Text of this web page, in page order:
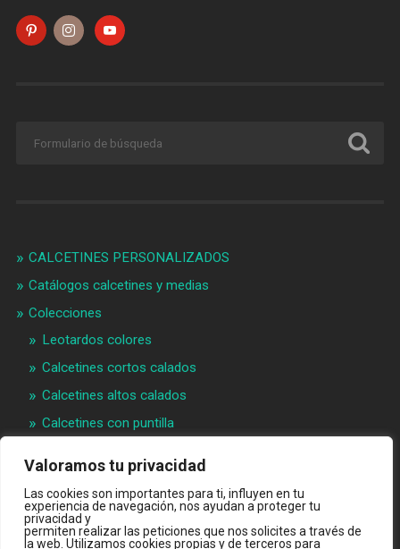
Valoramos tu privacidad
Las cookies son importantes para ti, influyen en tu
experiencia de navegación, nos ayudan a proteger tu
privacidad y
permiten realizar las peticiones que nos solicites a través de
la web. Utilizamos cookies propias y de terceros para
CALCETINES PERSONALIZADOS
Catálogos calcetines y medias
Colecciones
Leotardos colores
Calcetines cortos calados
Calcetines altos calados
Calcetines con puntilla
Materias primeras
Videos
Quiénes somos